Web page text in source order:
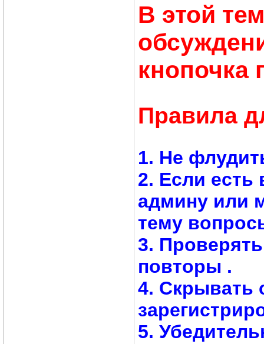
В этой
кнопочка
Правила
1. Не
2. Если есть
админу или
тему
3.
повторы .
4. Скрывать
5.